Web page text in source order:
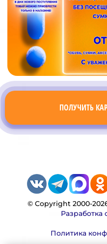
ПОЛУЧИТЬ
© Copyright 2000-
Разработка
Политика